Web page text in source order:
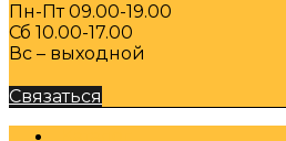
Пн-Пт 09.00-19.00
Сб 10.00-17.00
Вс – выходной
Связаться